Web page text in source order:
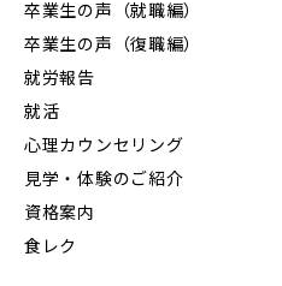
卒業生の声（就職編）
卒業生の声（復職編）
就労報告
就活
心理カウンセリング
見学・体験のご紹介
資格案内
食レク